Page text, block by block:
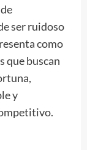
ser ruidoso
como
que buscan
y